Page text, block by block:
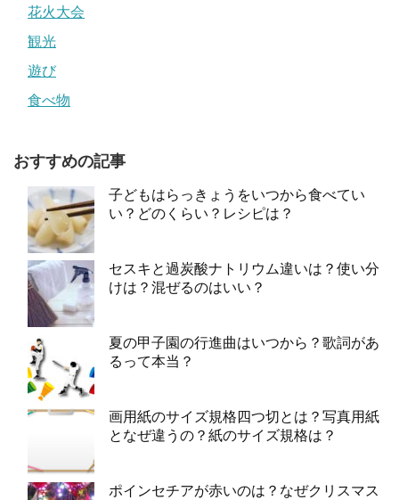
花火大会
観光
遊び
食べ物
おすすめの記事
子どもはらっきょうをいつから食べてい
い？どのくらい？レシピは？
セスキと過炭酸ナトリウム違いは？使い分
けは？混ぜるのはいい？
夏の甲子園の行進曲はいつから？歌詞があ
るって本当？
画用紙のサイズ規格四つ切とは？写真用紙
となぜ違うの？紙のサイズ規格は？
ポインセチアが赤いのは？なぜクリスマス